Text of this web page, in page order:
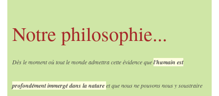
Notre philosophie...
Dès le moment où tout le monde admettra cette évidence quel'humain est
profondément immergé dans la natureet que nous ne pouvons nous y soustraire